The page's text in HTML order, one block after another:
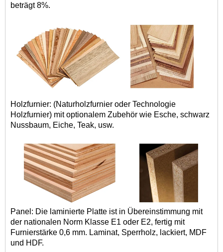
beträgt 8%.
Holzfurnier: (Naturholzfurnier oder Technologie
Holzfurnier) mit optionalem Zubehör wie Esche, schwarz
Nussbaum, Eiche, Teak, usw.
Panel: Die laminierte Platte ist in Übereinstimmung mit
der nationalen Norm Klasse E1 oder E2, fertig mit
Furnierstärke 0,6 mm. Laminat, Sperrholz, lackiert, MDF
und HDF.